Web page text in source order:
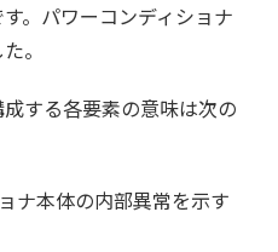
。パワーコンディショナ
。
する各要素の意味は次の
ナ本体の内部異常を示す